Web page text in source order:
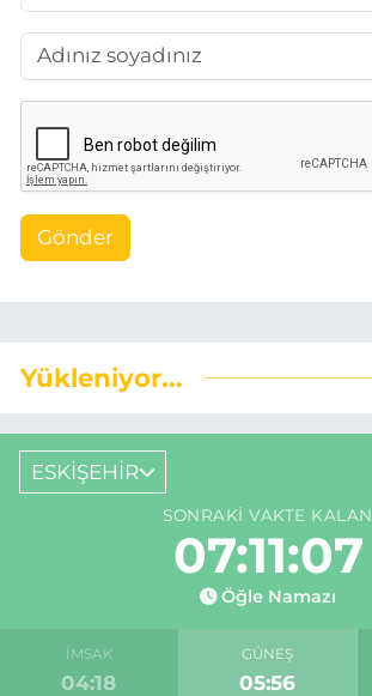
Gönder
Yükleniyor...
ESKİŞEHİR
SONRAKI VAKTE KALAN
07:11:06
Öğle Namazı
İMSAK
04:18
GÜNEŞ
05:56